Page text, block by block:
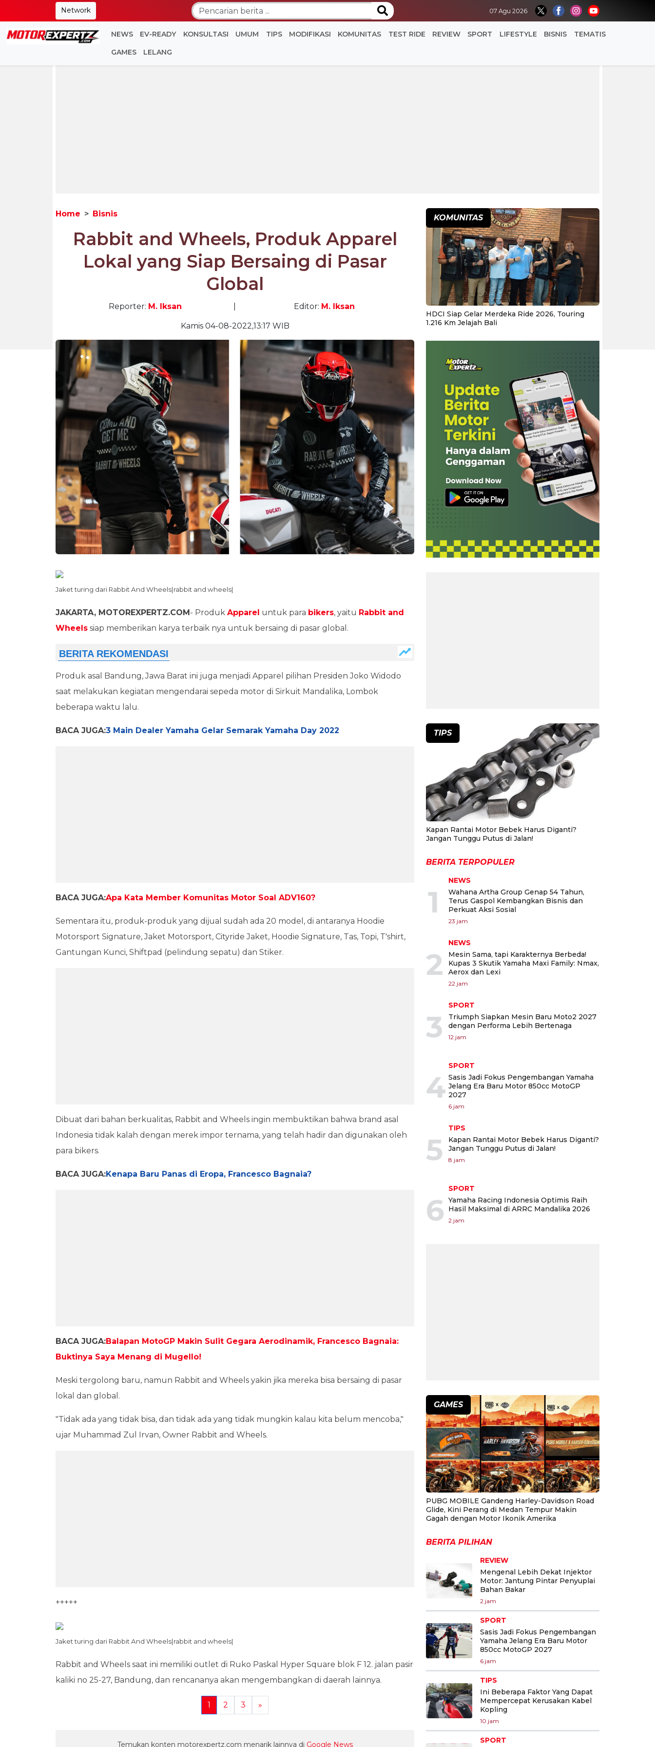
Network 07 Agu 2026
NEWS EV-READY KONSULTASI UMUM TIPS MODIFIKASI KOMUNITAS TEST RIDE REVIEW SPORT LIFESTYLE BISNIS TEMATIS
GAMES LELANG
Home Bisnis
Rabbit and Wheels, Produk Apparel
Lokal yang Siap Bersaing di Pasar
Global
Reporter: M. Iksan Editor: M. Iksan
Kamis 04-08-2022,13:17 WIB
Jaket turing dari Rabbit And Wheels|rabbit and wheels|
JAKARTA, MOTOREXPERTZ.COM- Produk Apparel untuk para bikers, yaitu Rabbit and
Wheels siap memberikan karya terbaik nya untuk bersaing di pasar global.
Produk asal Bandung, Jawa Barat ini juga menjadi Apparel pilihan Presiden Joko Widodo
saat melakukan kegiatan mengendarai sepeda motor di Sirkuit Mandalika, Lombok
beberapa waktu lalu.
BACA JUGA:3 Main Dealer Yamaha Gelar Semarak Yamaha Day 2022
BACA JUGA:Apa Kata Member Komunitas Motor Soal ADV160?
Sementara itu, produk-produk yang dijual sudah ada 20 model, di antaranya Hoodie
Motorsport Signature, Jaket Motorsport, Cityride Jaket, Hoodie Signature, Tas, Topi, T'shirt,
Gantungan Kunci, Shiftpad (pelindung sepatu) dan Stiker.
Dibuat dari bahan berkualitas, Rabbit and Wheels ingin membuktikan bahwa brand asal
Indonesia tidak kalah dengan merek impor ternama, yang telah hadir dan digunakan oleh
para bikers.
BACA JUGA:Kenapa Baru Panas di Eropa, Francesco Bagnaia?
BACA JUGA:Balapan MotoGP Makin Sulit Gegara Aerodinamik, Francesco Bagnaia:
Buktinya Saya Menang di Mugello!
Meski tergolong baru, namun Rabbit and Wheels yakin jika mereka bisa bersaing di pasar
lokal dan global.
"Tidak ada yang tidak bisa, dan tidak ada yang tidak mungkin kalau kita belum mencoba,"
ujar Muhammad Zul Irvan, Owner Rabbit and Wheels.
+++++
Jaket turing dari Rabbit And Wheels|rabbit and wheels|
Rabbit and Wheels saat ini memiliki outlet di Ruko Paskal Hyper Square blok F 12. jalan pasir
kaliki no 25-27, Bandung, dan rencananya akan mengembangkan di daerah lainnya.
1 2 3 »
Temukan konten motorexpertz.com menarik lainnya di Google News
KOMUNITAS
HDCI Siap Gelar Merdeka Ride 2026, Touring
1.216 Km Jelajah Bali
TIPS
Kapan Rantai Motor Bebek Harus Diganti?
Jangan Tunggu Putus di Jalan!
BERITA TERPOPULER
1
NEWS
Wahana Artha Group Genap 54 Tahun,
Terus Gaspol Kembangkan Bisnis dan
Perkuat Aksi Sosial
23 jam
2
NEWS
Mesin Sama, tapi Karakternya Berbeda!
Kupas 3 Skutik Yamaha Maxi Family: Nmax,
Aerox dan Lexi
22 jam
3
SPORT
Triumph Siapkan Mesin Baru Moto2 2027
dengan Performa Lebih Bertenaga
12 jam
4
SPORT
Sasis Jadi Fokus Pengembangan Yamaha
Jelang Era Baru Motor 850cc MotoGP
2027
6 jam
5
TIPS
Kapan Rantai Motor Bebek Harus Diganti?
Jangan Tunggu Putus di Jalan!
8 jam
6
SPORT
Yamaha Racing Indonesia Optimis Raih
Hasil Maksimal di ARRC Mandalika 2026
2 jam
GAMES
PUBG MOBILE Gandeng Harley-Davidson Road
Glide, Kini Perang di Medan Tempur Makin
Gagah dengan Motor Ikonik Amerika
BERITA PILIHAN
REVIEW
Mengenal Lebih Dekat Injektor
Motor: Jantung Pintar Penyuplai
Bahan Bakar
2 jam
SPORT
Sasis Jadi Fokus Pengembangan
Yamaha Jelang Era Baru Motor
850cc MotoGP 2027
6 jam
TIPS
Ini Beberapa Faktor Yang Dapat
Mempercepat Kerusakan Kabel
Kopling
10 jam
SPORT